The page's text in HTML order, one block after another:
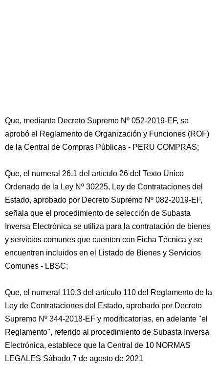
Que, mediante Decreto Supremo Nº 052-2019-EF, se
aprobó el Reglamento de Organización y Funciones (ROF)
de la Central de Compras Públicas - PERU COMPRAS;
Que, el numeral 26.1 del artículo 26 del Texto Único
Ordenado de la Ley Nº 30225, Ley de Contrataciones del
Estado, aprobado por Decreto Supremo Nº 082-2019-EF,
señala que el procedimiento de selección de Subasta
Inversa Electrónica se utiliza para la contratación de bienes
y servicios comunes que cuenten con Ficha Técnica y se
encuentren incluidos en el Listado de Bienes y Servicios
Comunes - LBSC;
Que, el numeral 110.3 del artículo 110 del Reglamento de la
Ley de Contrataciones del Estado, aprobado por Decreto
Supremo Nº 344-2018-EF y modificatorias, en adelante "el
Reglamento", referido al procedimiento de Subasta Inversa
Electrónica, establece que la Central de 10 NORMAS
LEGALES Sábado 7 de agosto de 2021